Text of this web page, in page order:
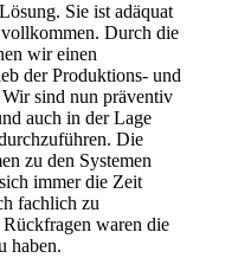
Sie ist adäquat
Durch die
wir einen
der Produktions- und
sind nun präventiv
auch in der Lage
Die
zu den Systemen
immer die Zeit
fachlich zu
waren die
haben.